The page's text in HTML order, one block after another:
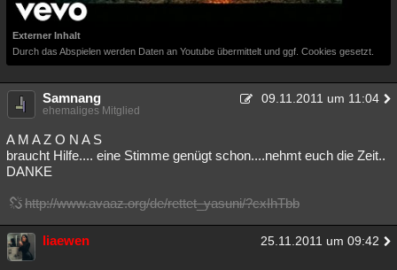
Externer Inhalt
Durch das Abspielen werden Daten an Youtube übermittelt und ggf. Cookies gesetzt.
Samnang 09.11.2011 um 11:04
ehemaliges Mitglied
A M A Z O N A S
braucht Hilfe.... eine Stimme genügt schon....nehmt euch die Zeit..
DANKE
http://www.avaaz.org/de/rettet_yasuni/?cxIhTbb
liaewen 25.11.2011 um 09:42